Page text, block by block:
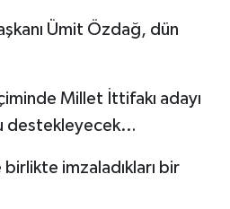
Ümit Özdağ, dün
Millet İttifakı adayı
destekleyecek…
birlikte imzaladıkları bir